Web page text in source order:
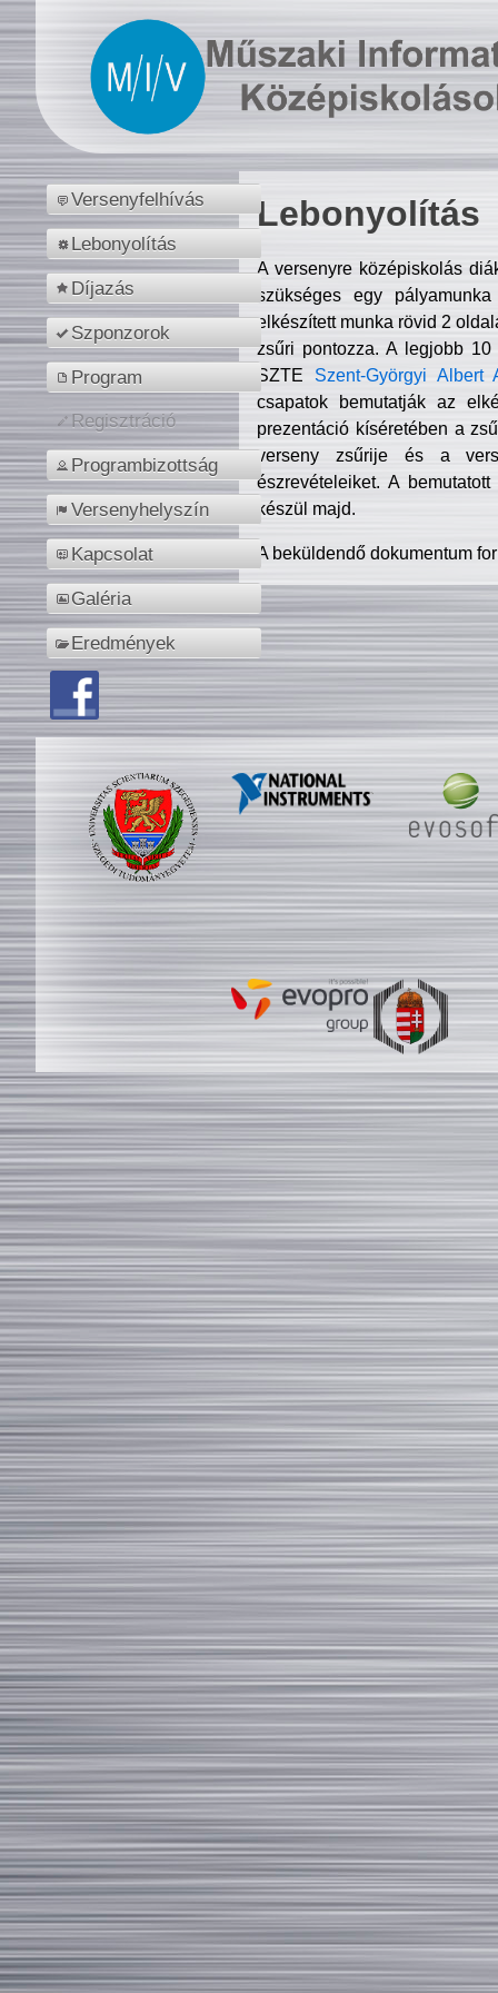
Versenyfelhívás
Lebonyolítás
Díjazás
Szponzorok
Program
Regisztráció
Programbizottság
Versenyhelyszín
Kapcsolat
Galéria
Eredmények
Lebonyolítás
A versenyre középiskolás
szükséges egy
elkészített munka rövid 2
zsűri pontozza. A legjobb
SZTE Szent-Györgyi Albert
csapatok bemutatják az
prezentáció kíséretében a
verseny zsűrije és a
észrevételeiket. A
készül majd.
A beküldendő dokumentum